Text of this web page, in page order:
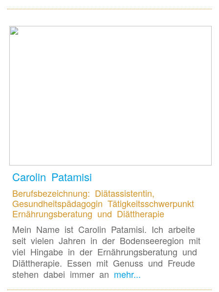
Carolin Patamisi
Berufsbezeichnung: Diätassistentin,
Gesundheitspädagogin Tätigkeitsschwerpunkt
Ernährungsberatung und Diättherapie
Mein Name ist Carolin Patamisi. Ich arbeite
seit vielen Jahren in der Bodenseeregion mit
viel Hingabe in der Ernährungsberatung und
Diättherapie. Essen mit Genuss und Freude
stehen dabei immer an mehr...